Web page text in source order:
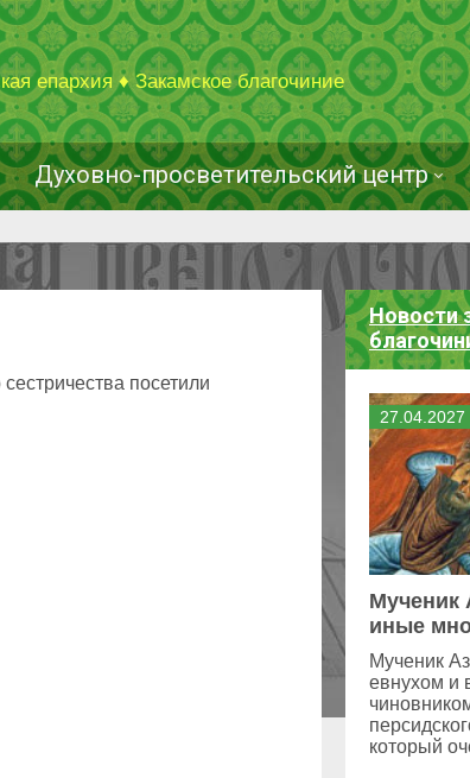
епархия ♦ Закамское благочиние
Духовно-просветительский центр
Новости
27 04 2027
Мученик
иные
Мученик
евнухом и
который
посетили